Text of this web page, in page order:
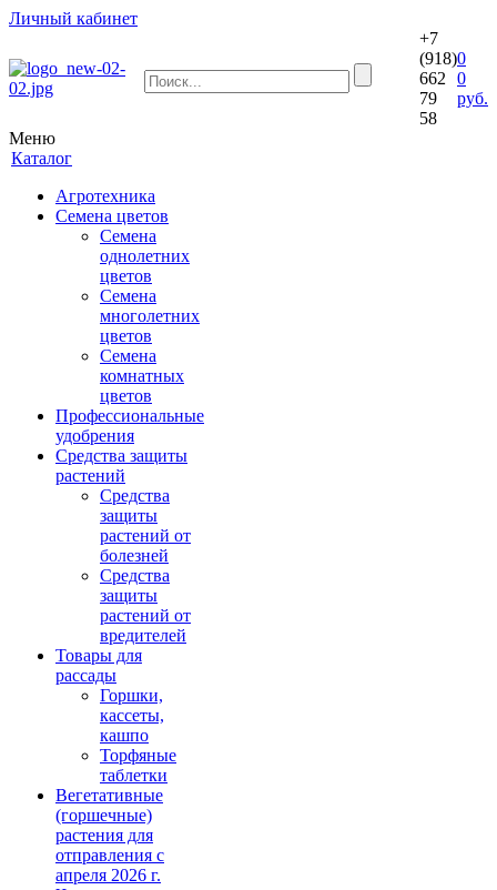
Личный кабинет
+7
(918)
662
79
58
0
0
руб.
Меню
Каталог
Агротехника
Семена цветов
Семена
однолетних
цветов
Семена
многолетних
цветов
Семена
комнатных
цветов
Профессиональные
удобрения
Средства защиты
растений
Средства
защиты
растений от
болезней
Средства
защиты
растений от
вредителей
Товары для
рассады
Горшки,
кассеты,
кашпо
Торфяные
таблетки
Вегетативные
(горшечные)
растения для
отправления с
апреля 2026 г.